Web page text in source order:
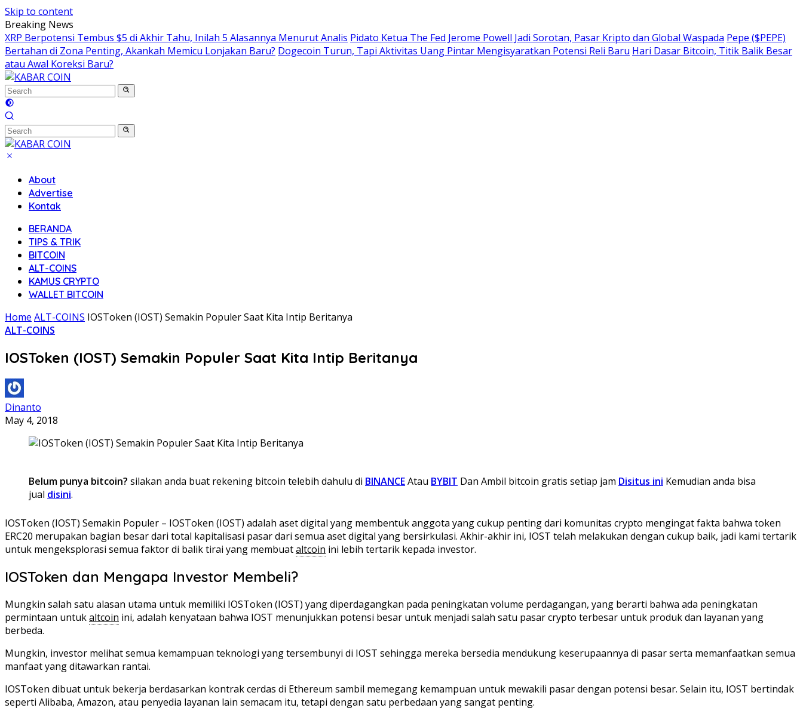
Skip to content
Breaking News
XRP Berpotensi Tembus $5 di Akhir Tahu, Inilah 5 Alasannya Menurut Analis Pidato Ketua The Fed Jerome Powell Jadi Sorotan, Pasar Kripto dan Global Waspada Pepe ($PEPE)
Bertahan di Zona Penting, Akankah Memicu Lonjakan Baru? Dogecoin Turun, Tapi Aktivitas Uang Pintar Mengisyaratkan Potensi Reli Baru Hari Dasar Bitcoin, Titik Balik Besar
atau Awal Koreksi Baru?
About
Advertise
Kontak
BERANDA
TIPS & TRIK
BITCOIN
ALT-COINS
KAMUS CRYPTO
WALLET BITCOIN
Home ALT-COINS IOSToken (IOST) Semakin Populer Saat Kita Intip Beritanya
ALT-COINS
IOSToken (IOST) Semakin Populer Saat Kita Intip Beritanya
Dinanto
May 4, 2018
Belum punya bitcoin? silakan anda buat rekening bitcoin telebih dahulu di BINANCEAtau BYBIT Dan Ambil bitcoin gratis setiap jam Disitus ini Kemudian anda bisa
jual disini.
IOSToken (IOST) Semakin Populer – IOSToken (IOST) adalah aset digital yang membentuk anggota yang cukup penting dari komunitas crypto mengingat fakta bahwa token
ERC20 merupakan bagian besar dari total kapitalisasi pasar dari semua aset digital yang bersirkulasi. Akhir-akhir ini, IOST telah melakukan dengan cukup baik, jadi kami tertarik
untuk mengeksplorasi semua faktor di balik tirai yang membuataltcoin ini lebih tertarik kepada investor.
IOSToken dan Mengapa Investor Membeli?
Mungkin salah satu alasan utama untuk memiliki IOSToken (IOST) yang diperdagangkan pada peningkatan volume perdagangan, yang berarti bahwa ada peningkatan
permintaan untukaltcoin ini, adalah kenyataan bahwa IOST menunjukkan potensi besar untuk menjadi salah satu pasar crypto terbesar untuk produk dan layanan yang
berbeda.
Mungkin, investor melihat semua kemampuan teknologi yang tersembunyi di IOST sehingga mereka bersedia mendukung keserupaannya di pasar serta memanfaatkan semua
manfaat yang ditawarkan rantai.
IOSToken dibuat untuk bekerja berdasarkan kontrak cerdas di Ethereum sambil memegang kemampuan untuk mewakili pasar dengan potensi besar. Selain itu, IOST bertindak
seperti Alibaba, Amazon, atau penyedia layanan lain semacam itu, tetapi dengan satu perbedaan yang sangat penting.